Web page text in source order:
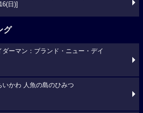
日)]
グ
ーマン：ブランド・ニュー・デイ
かわ 人魚の島のひみつ